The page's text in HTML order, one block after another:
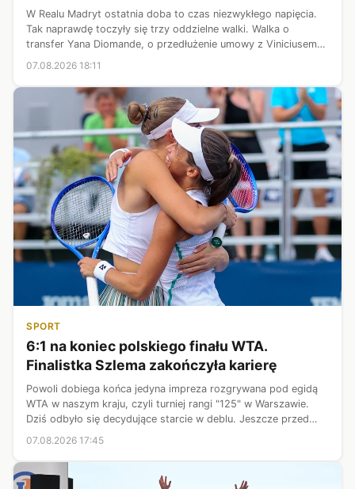
W Realu Madryt ostatnia doba to czas niezwykłego napięcia.
Tak naprawdę toczyły się trzy oddzielne walki. Walka o
transfer Yana Diomande, o przedłużenie umowy z Viniciusem
Juniorem, a także o pozyskanie Rodriego. Ostatecznie
07.08.2026 18:11
SPORT
6:1 na koniec polskiego finału WTA.
Finalistka Szlema zakończyła karierę
Powoli dobiega końca jedyna impreza rozgrywana pod egidą
WTA w naszym kraju, czyli turniej rangi "125" w Warszawie.
Dziś odbyło się decydujące starcie w deblu. Jeszcze przed
startem finału było jasne, że po tytuł sięgnie co najmniej jedna
07.08.2026 17:45